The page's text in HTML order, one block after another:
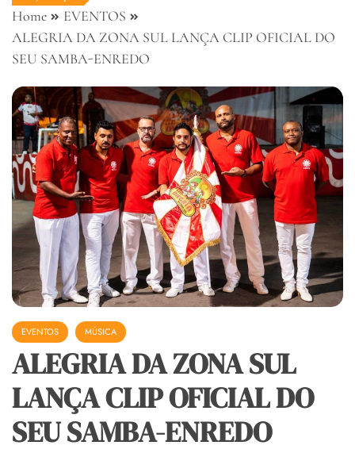
Home
EVENTOS
ALEGRIA DA ZONA SUL LANÇA CLIP OFICIAL DO
SEU SAMBA-ENREDO
EVENTOS MÚSICA
ALEGRIA DA ZONA SUL
LANÇA CLIP OFICIAL DO
SEU SAMBA-ENREDO